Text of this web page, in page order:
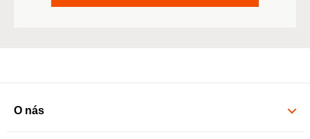
O nás